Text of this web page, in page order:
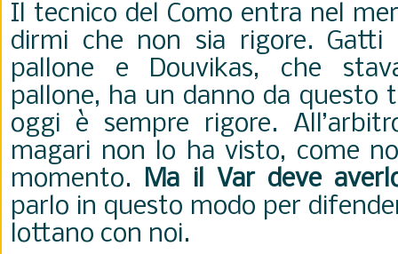
Il tecnico del Como entra nel
dirmi che non sia rigore.
pallone e Douvikas, che
pallone, ha un danno da questo
oggi è sempre rigore.
magari non lo ha visto, come
momento. Ma il Var deve
parlo in questo modo per
lottano con noi.